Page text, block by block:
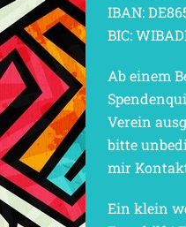
IBAN:
BIC:
Ab einem
Verein
bitte
mir
Ein klein